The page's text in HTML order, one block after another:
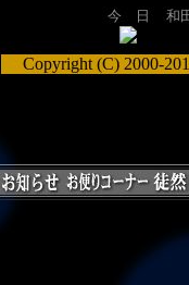
今 日 和